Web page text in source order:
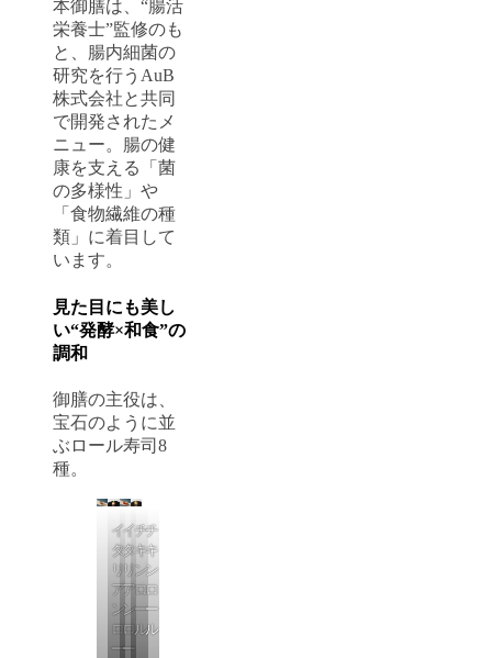
本御膳は、“腸活
栄養士”監修のも
と、腸内細菌の
研究を行うAuB
株式会社と共同
で開発されたメ
ニュー。腸の健
康を支える「菌
の多様性」や
「食物繊維の種
類」に着目して
います。
見た目にも美し
い“発酵×和食”の
調和
御膳の主役は、
宝石のように並
ぶロール寿司8
種。
イ
タ
リ
ア
ン
ロ
ー
イ
タ
リ
ア
ン
ロ
ー
チ
キ
ン
ロ
ー
ル
チ
キ
ン
ロ
ー
ル